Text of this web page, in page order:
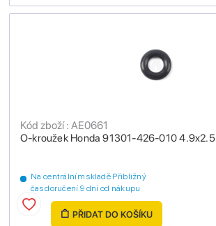
O-kroužek Honda 91301-426-010 4.9x2.5
Kód zboží : AE0661
Na centrálním skladě Přibližný
čas doručení 9 dní od nákupu
PŘIDAT DO KOŠÍKU